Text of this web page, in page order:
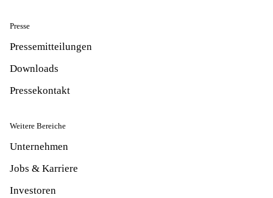
Presse
Pressemitteilungen
Downloads
Pressekontakt
Weitere Bereiche
Unternehmen
Jobs & Karriere
Investoren